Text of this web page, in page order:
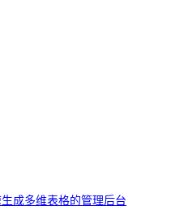
成多维表格的管理后台